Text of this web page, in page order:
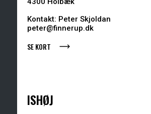
Kontakt: Peter Skjoldan
peter@finnerup.dk
SE KORT
ISHØJ